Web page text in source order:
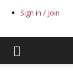
Sign in / Join